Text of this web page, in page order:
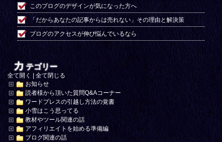
このブログのデザインが気になった方へ
「だからあなたの記事からは売れない」その理由と解決策
ブログのアクセスが伸び悩んでいるなら
カテゴリー
全て開く|全て閉じる
お知らせ
読者様から頂いた質問Q&Aコーナー
ワードプレスの引越し方法の覚書
小雪はこう思ってる
教材やツール関連の話
アフィリエイトを始める準備編
ブログ関連の話